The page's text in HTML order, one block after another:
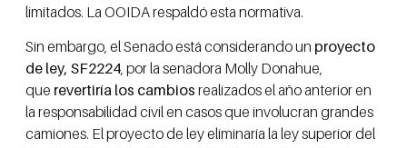
limitados. La OOIDA respaldó esta normativa.
Sin embargo, el Senado está considerando un proyecto
de ley, SF2224, por la senadora Molly Donahue,
que revertiría los cambios realizados el año anterior en
la responsabilidad civil en casos que involucran grandes
camiones. El proyecto de ley eliminaría la ley superior del